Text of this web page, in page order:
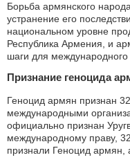
Борьба армянского
устранение его
национальном уровне
Республика Армения, и
шаги для
Признание геноцида
Геноцид армян признан
международными
официально признан
международному праву,
признали Геноцид армян,